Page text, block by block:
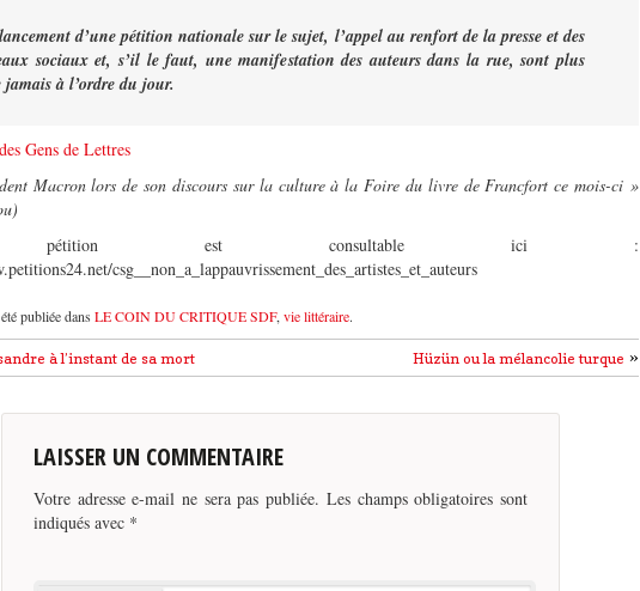
d’une pétition nationale sur le sujet, l’appel au renfort de la presse et des
sociaux et, s’il le faut, une manifestation des auteurs dans la rue, sont plus
jamais à l’ordre du jour.
Gens de Lettres
Macron lors de son discours sur la culture à la Foire du livre de Francfort ce mois-ci »
est consultable ici :
csg__non_a_lappauvrissement_des_artistes_et_auteurs
publiée dans LE COIN DU CRITIQUE SDF,vie littéraire.
Hüzün ou la mélancolie turque »
à l’instant de sa mort
LAISSER UN COMMENTAIRE
Votre adresse e-mail ne sera pas publiée. Les champs obligatoires sont
indiqués avec *